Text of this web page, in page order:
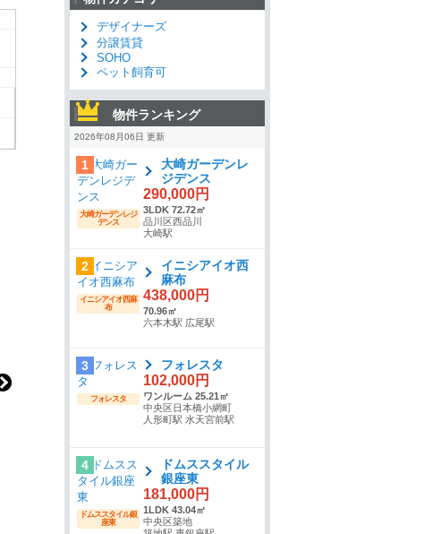
デザイナーズ
分譲賃貸
SOHO
ペット飼育可
物件ランキング
2026年08月06日 更新
1
大崎ガーデンレジ
デンス
大崎ガーデンレ
ジデンス
290,000円
3LDK 72.72㎡
品川区西品川
大崎駅
2
イニシアイオ西麻
布
イニシアイオ西
麻布
438,000円
70.96㎡
六本木駅 広尾駅
3
フォレスタ
フォレスタ
102,000円
ワンルーム 25.21㎡
中央区日本橋小網町
人形町駅 水天宮前駅
4
ドムススタイル銀
座東
ドムススタイル
銀座東
181,000円
1LDK 43.04㎡
中央区築地